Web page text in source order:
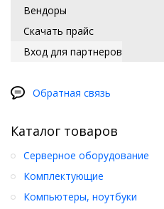
Вендоры
Скачать прайс
Вход для партнеров
Обратная связь
Каталог товаров
Серверное оборудование
Комплектующие
Компьютеры, ноутбуки